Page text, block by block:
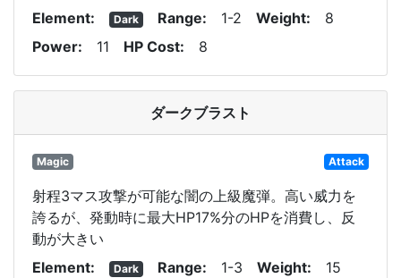
Element
Dark Range 1-2 Weight
8
Power
11 HP Cost 8
ダークブラスト
Magic Attack
射程3マス攻撃が可能な闇の上級魔弾。高い威力を
誇るが、発動時に最大HP17%分のHPを消費し、反
動が大きい
Element
Dark Range 1-3 Weight
15